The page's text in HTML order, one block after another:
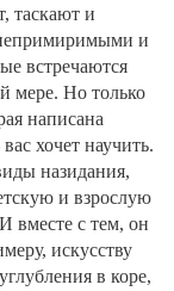
таскают и
и
встречаются
мере. Но только
написана
хочет научить.
назидания,
и взрослую
вместе с тем, он
искусству
в коре,